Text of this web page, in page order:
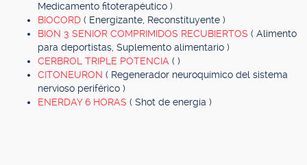
Medicamento fitoterapéutico )
BIOCORD ( Energizante, Reconstituyente )
BION 3 SENIOR COMPRIMIDOS RECUBIERTOS ( Alimento
para deportistas, Suplemento alimentario )
CERBROL TRIPLE POTENCIA ( )
CITONEURON ( Regenerador neuroquímico del sistema
nervioso periférico )
ENERDAY 6 HORAS ( Shot de energía )